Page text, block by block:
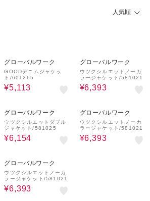
人気順
グローバルワーク
GOODデニムジャケッ
ト/601265
¥5,113
グローバルワーク
ウツクシルエットノーカ
ラージャケット/581021
¥6,393
グローバルワーク
ウツクシルエットダブル
ジャケット/581025
¥6,154
グローバルワーク
ウツクシルエットノーカ
ラージャケット/581021
¥6,393
グローバルワーク
ウツクシルエットノーカ
ラージャケット/581021
¥6,393